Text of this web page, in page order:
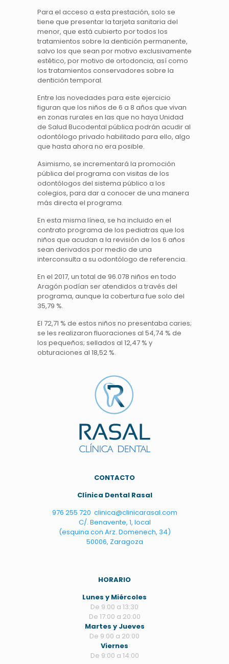
Para el acceso a esta prestación, solo se
tiene que presentar la tarjeta sanitaria del
menor, que está cubierto por todos los
tratamientos sobre la dentición permanente,
salvo los que sean por motivo exclusivamente
estético, por motivo de ortodoncia, así como
los tratamientos conservadores sobre la
dentición temporal.
Entre las novedades para este ejercicio
figuran que los niños de 6 a 8 años que vivan
en zonas rurales en las que no haya Unidad
de Salud Bucodental pública podrán acudir al
odontólogo privado habilitado para ello, algo
que hasta ahora no era posible.
Asimismo, se incrementará la promoción
pública del programa con visitas de los
odontólogos del sistema público a los
colegios, para dar a conocer de una manera
más directa el programa.
En esta misma línea, se ha incluido en el
contrato programa de los pediatras que los
niños que acudan a la revisión de los 6 años
sean derivados por medio de una
interconsulta a su odontólogo de referencia.
En el 2017, un total de 96.078 niños en todo
Aragón podían ser atendidos a través del
programa, aunque la cobertura fue solo del
35,79 %.
El 72,71 % de estos niños no presentaba caries;
se les realizaron fluoraciones al 54,74 % de
los pequeños; sellados al 12,47 % y
obturaciones al 18,52 %.
CONTACTO
Clínica Dental Rasal
976 255 720 clinica@clinicarasal.com
C/. Benavente, 1, local
(esquina con Arz. Domenech, 34)
50006, Zaragoza
HORARIO
Lunes y Miércoles
De 9:00 a 13:30
De 17:00 a 20:00
Martes y Jueves
De 9:00 a 20:00
Viernes
De 9:00 a 14:00